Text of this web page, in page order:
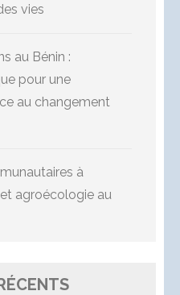
vies
au Bénin :
pour une
au changement
à
agroécologie au